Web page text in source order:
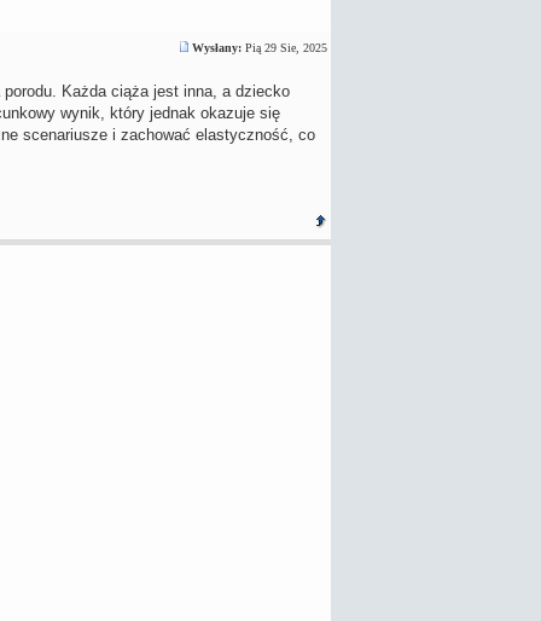
Wysłany:Pią 29 Sie, 2025
Każda ciąża jest inna, a dziecko
wynik, który jednak okazuje się
scenariusze i zachować elastyczność, co